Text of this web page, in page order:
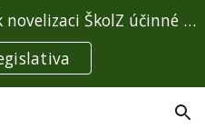
Zveřejnili jsme komentář k novelizaci ŠkolZ účinné od 1. 1. 2026